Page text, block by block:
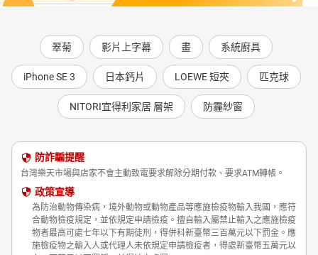
練習。』如同月娥姐所說的，沒有人曉得下一秒的事，也無法預知
死亡真正來臨時，帶著微笑道別吧！」──郭憲鴻（小冬瓜）／人氣
YT頻道「單程旅行社」
「身為癌友，做治療那段期間，每當別人誇我『面對癌症很勇
敢』，我都愧不敢當。因為我其實不勇敢，我只是沒有逃避治療，
而且也沒有勇氣逃（笑）。因此看見月娥姐身為陪病者、照顧者的
角色，老實地分享那些年、那些日子：『她不是孝順，只是沒有
們都不需要被社會上的刻板標籤綁架，找到自己與這個疾病、或是
得了病的親友好好和平共處的方式，我認為才是最重要的。推薦這
──謝采倪／粉專「癌友有嘻哈」創辦人、品牌「里里子假髮」經營
「可愛的月娥是溫柔又堅強的老朋友，能夠布施自己長照寶貴的經
驗，對於迎接老齡化社會絕對會很有幫助！」──譚艾珍／資深演
翠菊 影片上字幕 畫 系統廚具
iPhone SE 3 日本鈣片 LOEWE 短夾 匹克球
NITORI宜得利家居 層架 防霾紗窗
防詐騙提醒
台灣樂天市場與店家不會主動致電要求解除分期付款、要求ATM轉帳。
政策宣導
為防治動物傳染病，境外動物或動物產品等應施檢疫物輸入我國，應符
合動物檢疫規定，並依規定申請檢疫。擅自輸入屬禁止輸入之應施檢疫
物者最高可處七年以下有期徒刑，得併科新臺幣三百萬元以下罰金。應
施檢疫物之輸入人或代理人未依規定申請檢疫者，得處新臺幣五萬元以